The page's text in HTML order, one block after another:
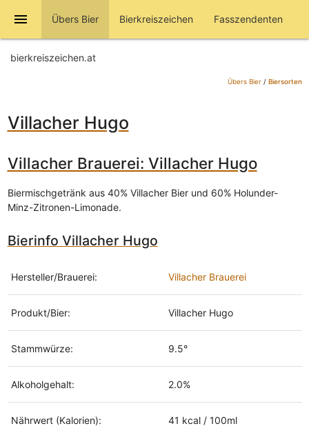
menu Übers Bier Bierkreiszeichen Fasszendenten
bierkreiszeichen.at
Übers Bier/ Biersorten
Villacher Hugo
Villacher Brauerei: Villacher Hugo
Biermischgetränk aus 40% Villacher Bier und 60% Holunder-
Minz-Zitronen-Limonade.
Bierinfo Villacher Hugo
Hersteller/Brauerei: Villacher Brauerei
Produkt/Bier: Villacher Hugo
Stammwürze: 9.5°
Alkoholgehalt: 2.0%
Nährwert (Kalorien): 41 kcal / 100ml